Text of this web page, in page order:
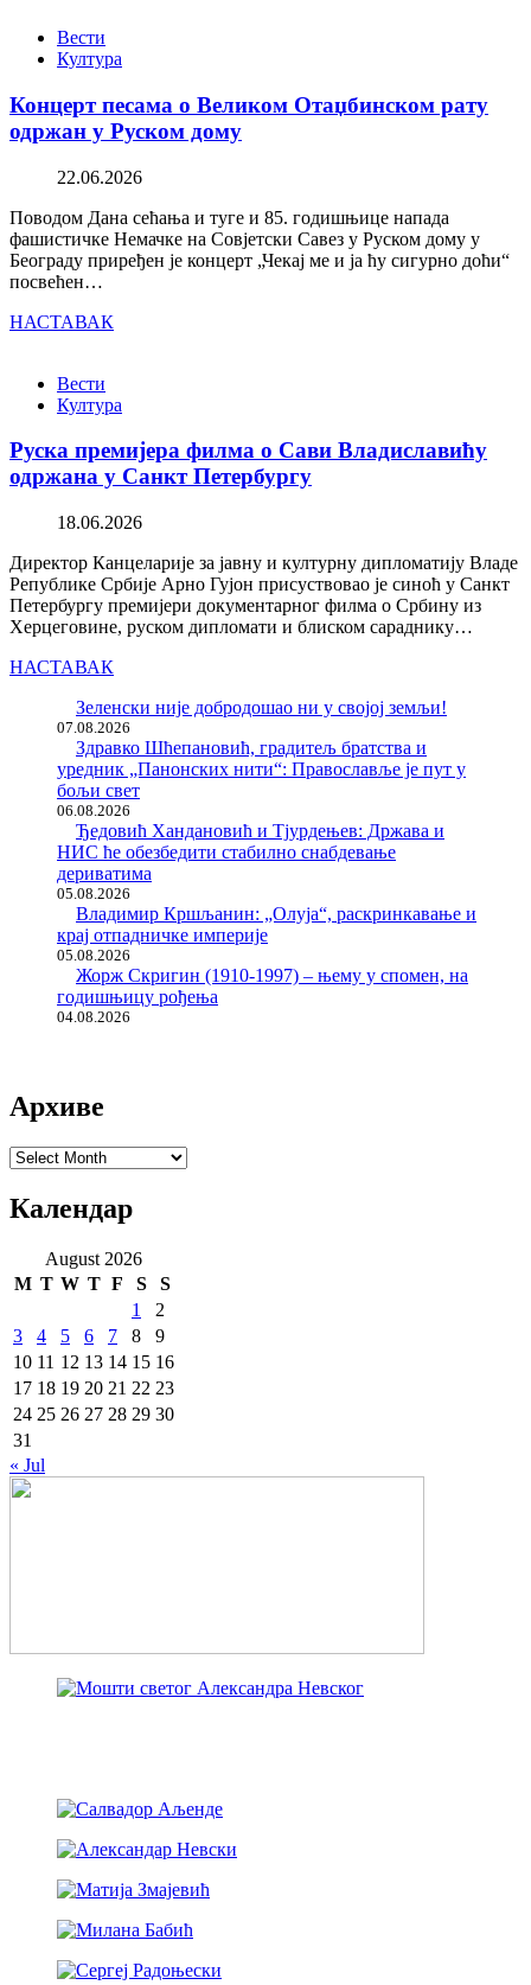
Вести
Култура
Концерт песама о Великом Отаџбинском рату
одржан у Руском дому
22.06.2026
Поводом Дана сећања и туге и 85. годишњице напада
фашистичке Немачке на Совјетски Савез у Руском дому у
Београду приређен је концерт „Чекај ме и ја ћу сигурно доћи“
посвећен…
НАСТАВАК
Вести
Култура
Руска премијера филма о Сави Владиславићу
одржана у Санкт Петербургу
18.06.2026
Директор Канцеларије за јавну и културну дипломатију Владе
Републике Србије Арно Гујон присуствовао је синоћ у Санкт
Петербургу премијери документарног филма о Србину из
Херцеговине, руском дипломати и блиском сараднику…
НАСТАВАК
Зеленски није добродошао ни у својој земљи!
07.08.2026
Здравко Шћепановић, градитељ братства и
уредник „Панонских нити“: Православље је пут у
бољи свет
06.08.2026
Ђедовић Хандановић и Тјурдењев: Држава и
НИС ће обезбедити стабилно снабдевање
дериватима
05.08.2026
Владимир Кршљанин: „Олуја“, раскринкавање и
крај отпадничке империје
05.08.2026
Жорж Скригин (1910-1997) – њему у спомен, на
годишњицу рођења
04.08.2026
Архиве
Архиве
Календар
August 2026
M T W T F S
S
1
2
3
4 5 6 7 8
9
10 11 12 13 14 15 16
17 18 19 20 21 22 23
24 25 26 27 28 29 30
31
« Jul